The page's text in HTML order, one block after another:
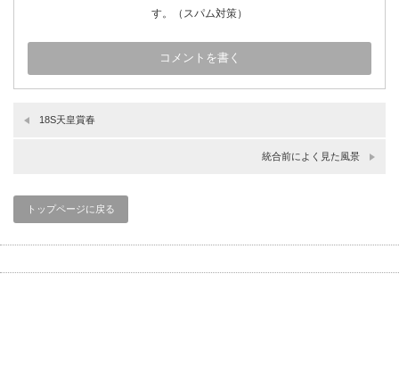
す。（スパム対策）
18S天皇賞春
統合前によく見た風景
トップページに戻る